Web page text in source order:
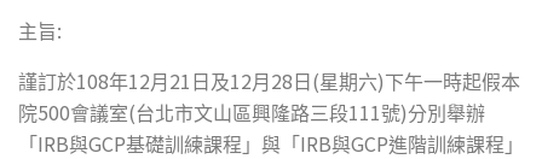
主旨:
謹訂於108年12月 21 日及12月 28 日 (星期六)下午一時起假本
院500會議室(台北市文山區興隆路三段111號)分別舉辦
「 IRB與GCP基礎訓練課程」與「 IRB與GCP進階訓練課程」